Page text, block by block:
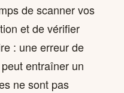
de scanner vos
et de vérifier
: une erreur de
entraîner un
ne sont pas